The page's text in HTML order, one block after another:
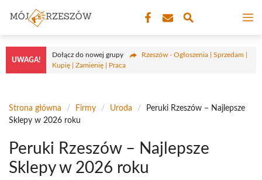
treści
UWAGA!
Dołącz do nowej grupy
Rzeszów - Ogłoszenia | Sprzedam |
Kupię | Zamienię | Praca
Strona główna / Firmy / Uroda /
Peruki Rzeszów – Najlepsze
Sklepy w 2026 roku
Peruki Rzeszów – Najlepsze
Sklepy w 2026 roku